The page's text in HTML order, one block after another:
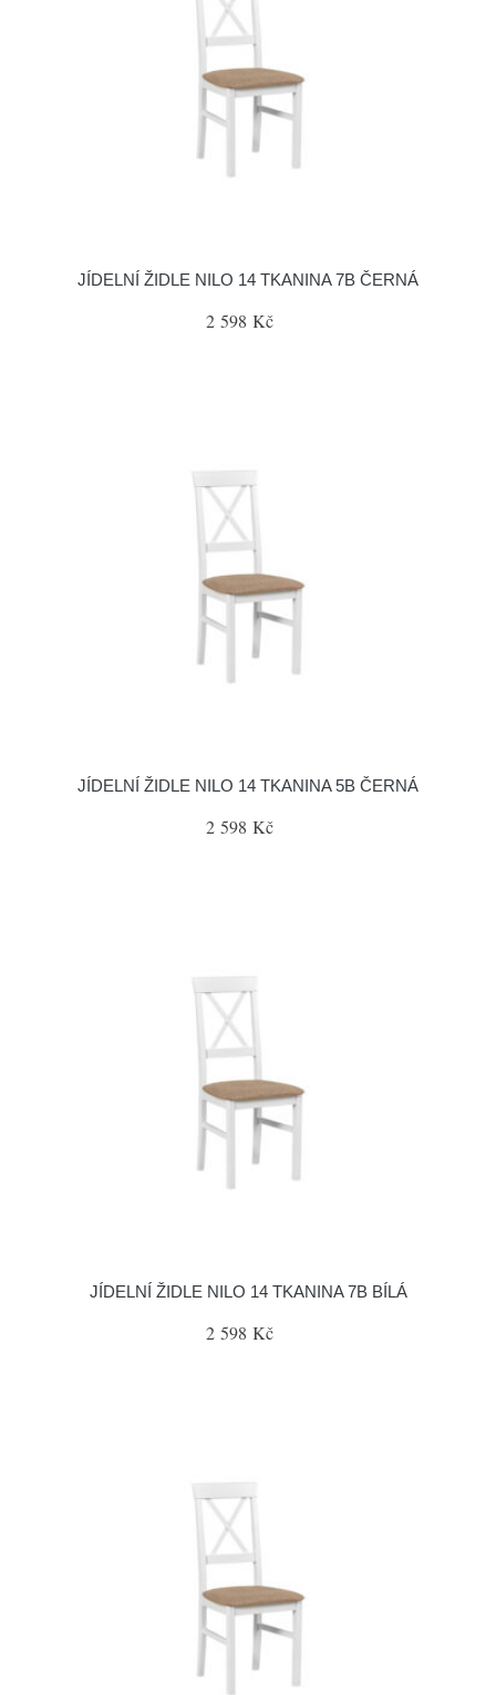
JÍDELNÍ ŽIDLE NILO 14 TKANINA 7B ČERNÁ
2 598 Kč
JÍDELNÍ ŽIDLE NILO 14 TKANINA 5B ČERNÁ
2 598 Kč
JÍDELNÍ ŽIDLE NILO 14 TKANINA 7B BÍLÁ
2 598 Kč